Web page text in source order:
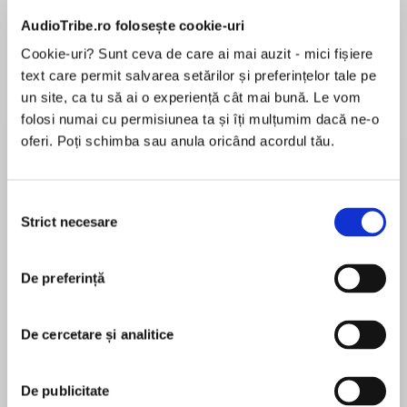
AudioTribe.ro folosește cookie-uri
Cookie-uri? Sunt ceva de care ai mai auzit - mici fișiere
text care permit salvarea setărilor și preferințelor tale pe
un site, ca tu să ai o experiență cât mai bună. Le vom
folosi numai cu permisiunea ta și îți mulțumim dacă ne-o
oferi. Poți schimba sau anula oricând acordul tău.
consimțământului
Strict necesare
De preferință
De cercetare și analitice
De publicitate
Desprecarte
The fourth in the bestselling Alfred series from
number one historical novelist, Bernard
Cornwell.
The year is 885, and England is at peace,
divided between the Danish kingdom to the
north and Alfred's kingdom of Wessex in the
south. But trouble stirs, a dead man has risen
It is a dangerous time, and it falls to Uhtred, half
Saxon, half Dane, a man feared and respected
MAI MULT
pentru această carte
Bernard Cornwell
Bernard Cornwell was born in London, raised in